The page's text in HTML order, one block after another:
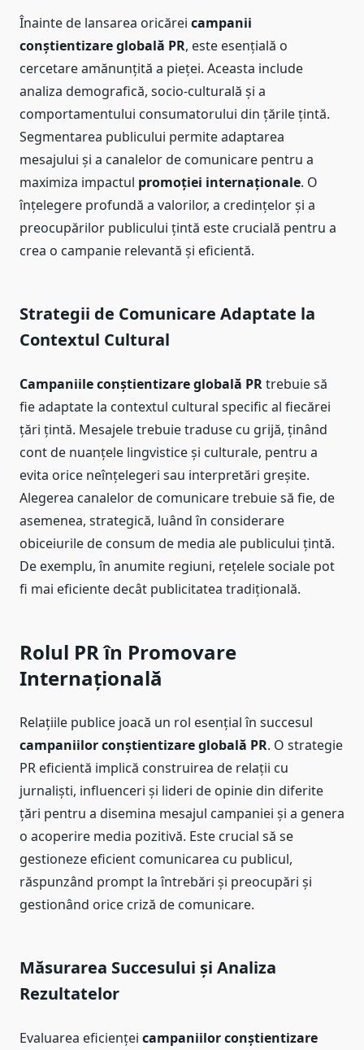
Înainte de lansarea oricărei campanii
conștientizare globală PR, este esențială o
cercetare amănunțită a pieței. Aceasta include
analiza demografică, socio-culturală și a
comportamentului consumatorului din țările țintă.
Segmentarea publicului permite adaptarea
mesajului și a canalelor de comunicare pentru a
maximiza impactul promoției internaționale. O
înțelegere profundă a valorilor, a credințelor și a
preocupărilor publicului țintă este crucială pentru a
crea o campanie relevantă și eficientă.
Strategii de Comunicare Adaptate la
Contextul Cultural
Campaniile conștientizare globală PRtrebuie să
fie adaptate la contextul cultural specific al fiecărei
țări țintă. Mesajele trebuie traduse cu grijă, ținând
cont de nuanțele lingvistice și culturale, pentru a
evita orice neînțelegeri sau interpretări greșite.
Alegerea canalelor de comunicare trebuie să fie, de
asemenea, strategică, luând în considerare
obiceiurile de consum de media ale publicului țintă.
De exemplu, în anumite regiuni, rețelele sociale pot
fi mai eficiente decât publicitatea tradițională.
Rolul PR în Promovare
Internațională
Relațiile publice joacă un rol esențial în succesul
campaniilor conștientizare globală PR. O strategie
PR eficientă implică construirea de relații cu
jurnaliști, influenceri și lideri de opinie din diferite
țări pentru a disemina mesajul campaniei și a genera
o acoperire media pozitivă. Este crucial să se
gestioneze eficient comunicarea cu publicul,
răspunzând prompt la întrebări și preocupări și
gestionând orice criză de comunicare.
Măsurarea Succesului și Analiza
Rezultatelor
Evaluarea eficienței campaniilor conștientizare